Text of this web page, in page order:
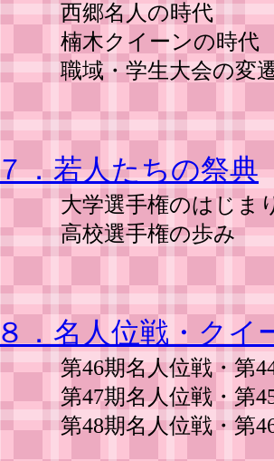
西郷名人の時代
楠木クイーンの時代
職域・学生大会の変
７．若人たちの祭典
大学選手権のはじま
高校選手権の歩み
８．名人位戦・クイ
第46期名人位戦・第44
第47期名人位戦・第45
第48期名人位戦・第46